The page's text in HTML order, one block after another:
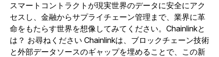
スマートコントラクトが現実世界のデータに安全にアク
セスし、金融からサプライチェーン管理まで、業界に革
命をもたらす世界を想像してみてください。Chainlinkと
は？ お尋ねください Chainlinkは、ブロックチェーン技術
と外部データソースのギャップを埋めることで、この新